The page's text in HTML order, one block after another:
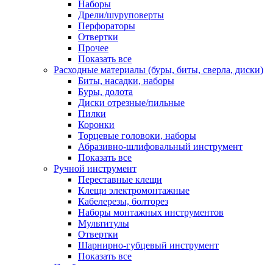
Наборы
Дрели/шуруповерты
Перфораторы
Отвертки
Прочее
Показать все
Расходные материалы (буры, биты, сверла, диски)
Биты, насадки, наборы
Буры, долота
Диски отрезные/пильные
Пилки
Коронки
Торцевые головоки, наборы
Абразивно-шлифовальный инструмент
Показать все
Ручной инструмент
Переставные клещи
Клещи электромонтажные
Кабелерезы, болторез
Наборы монтажных инструментов
Мультитулы
Отвертки
Шарнирно-губцевый инструмент
Показать все